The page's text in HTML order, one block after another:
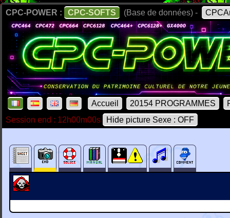
CPC-POWER : CPC-SOFTS (Base de données) -
Accueil 20154 PROGRAMMES
Session end : 12h00m00s
Hide picture Sexe : OFF